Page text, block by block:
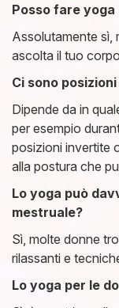
Posso fare
Assolutamente sì,
ascolta il tuo
Ci sono
Dipende da in
per esempio
posizioni invertite
alla postura che
Lo yoga può
mestruale?
Sì, molte donne
rilassanti e
Lo yoga per le